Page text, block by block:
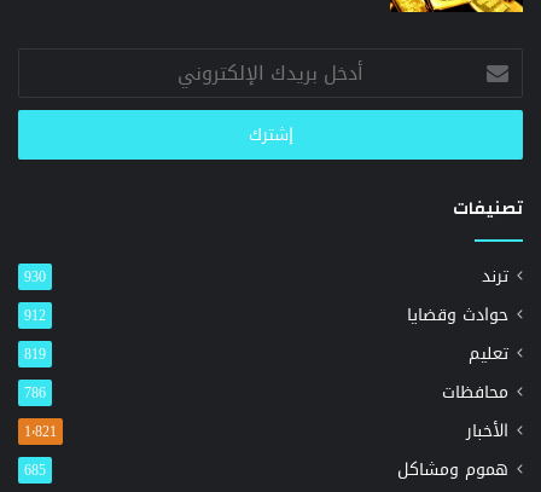
أدخل
بريدك
الإلكتروني
تصنيفات
ترند 930
حوادث وقضايا 912
تعليم 819
محافظات 786
الأخبار 1٬821
هموم ومشاكل 685